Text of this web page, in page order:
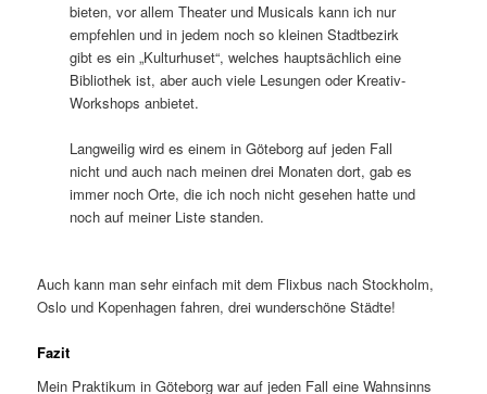
bieten, vor allem Theater und Musicals kann ich nur
empfehlen und in jedem noch so kleinen Stadtbezirk
gibt es ein „Kulturhuset“, welches hauptsächlich eine
Bibliothek ist, aber auch viele Lesungen oder Kreativ-
Workshops anbietet.
Langweilig wird es einem in Göteborg auf jeden Fall
nicht und auch nach meinen drei Monaten dort, gab es
immer noch Orte, die ich noch nicht gesehen hatte und
noch auf meiner Liste standen.
Auch kann man sehr einfach mit dem Flixbus nach Stockholm,
Oslo und Kopenhagen fahren, drei wunderschöne Städte!
Fazit
Mein Praktikum in Göteborg war auf jeden Fall eine Wahnsinns